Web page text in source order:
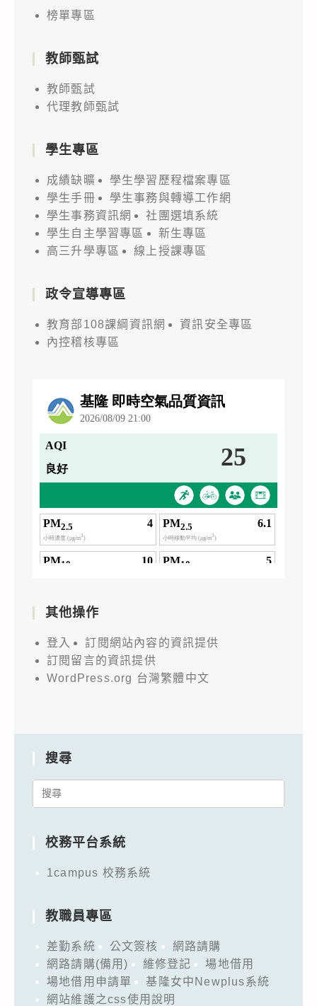
榜單專區
教師甄試
教師甄試
代理教師甄試
學生專區
成績缺曠
學生學習歷程檔案專區
學生手冊
學生事務與轉導工作網
學生事務資訊網
社團選填系統
學生自主學習專區
新生專區
高三升學專區
線上授課專區
政令宣導專區
教育部108課綱資訊網
資訊安全專區
內控稽核專區
其他操作
登入
訂閱網站內容的資訊提供
訂閱留言的資訊提供
WordPress.org 台灣繁體中文
搜尋
Search
校務平台系統
1campus 校務系統
教職員專區
差勤系統 公文簽核
網路請購
網路請購(備用)
維修登記
場地借用
場地借用申請單
基隆女中Newplus系統
網站維護之css使用說明